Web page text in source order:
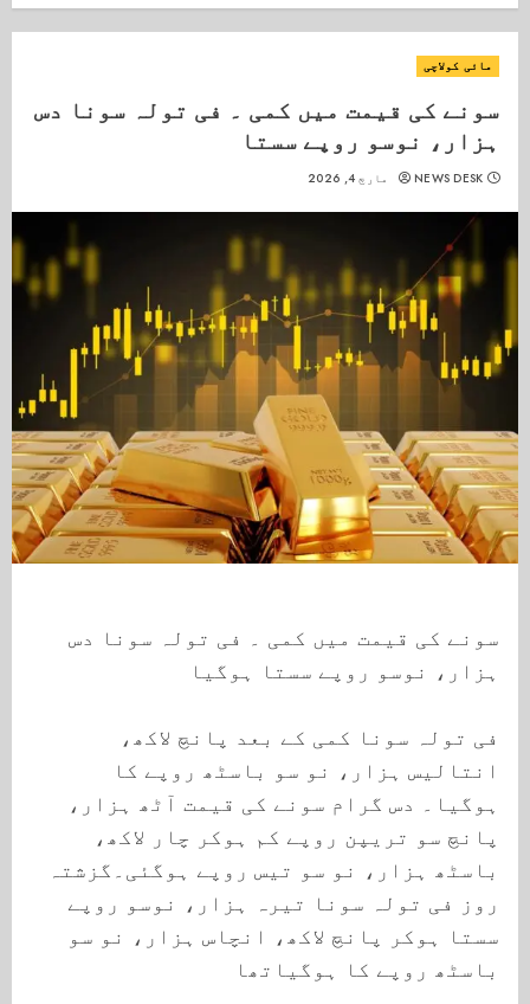
مائی کولاچی
سونے کی قیمت میں کمی ۔ فی تولہ سونا دس
ہزار، نوسو روپے سستا
NEWS DESK مارچ 4, 2026
سونے کی قیمت میں کمی ۔ فی تولہ سونا دس
ہزار، نوسو روپے سستا ہوگیا
فی تولہ سونا کمی کے بعد پانچ لاکھ،
انتالیس ہزار، نو سو باسٹھ روپے کا
ہوگیا۔ دس گرام سونے کی قیمت آٹھ ہزار،
پانچ سو تریپن روپے کم ہوکر چار لاکھ،
باسٹھ ہزار، نو سو تیس روپے ہوگئی۔گزشتہ
روز فی تولہ سونا تیرہ ہزار، نوسو روپے
سستا ہوکر پانچ لاکھ، انچاس ہزار، نو سو
باسٹھ روپے کا ہوگیاتھا